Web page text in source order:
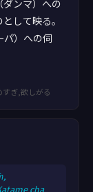
ンマ）への
して映る。
パ）への伺
ぎ,欲しがる
cha